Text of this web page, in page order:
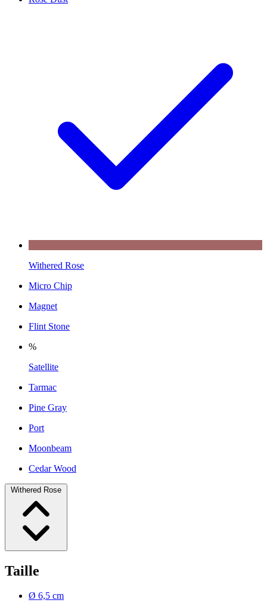
Withered Rose
Micro Chip
Magnet
Flint Stone
%
Satellite
Tarmac
Pine Gray
Port
Moonbeam
Cedar Wood
Withered Rose
Taille
Ø 6,5 cm